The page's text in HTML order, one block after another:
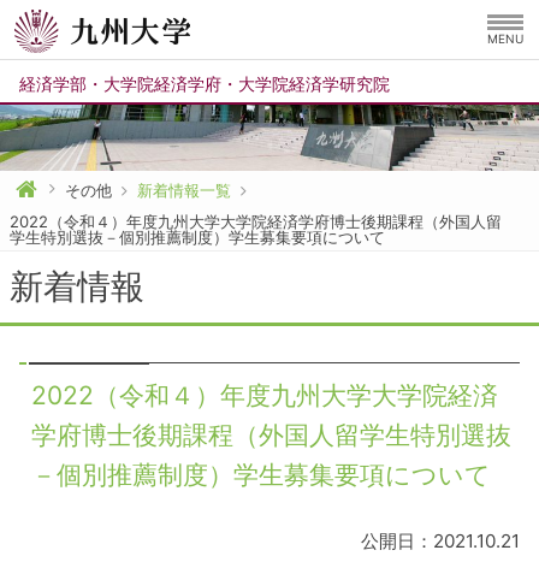
経済学部 ・ 大学院経済学府 ・ 大学院経済学研究院
MENU
その他
新着情報一覧
2022（令和４）年度九州大学大学院経済学府博士後期課程（外国人留
学生特別選抜－個別推薦制度）学生募集要項について
新着情報
2022（令和４）年度九州大学大学院経済
学府博士後期課程（外国人留学生特別選抜
－個別推薦制度）学生募集要項について
公開日：2021.10.21